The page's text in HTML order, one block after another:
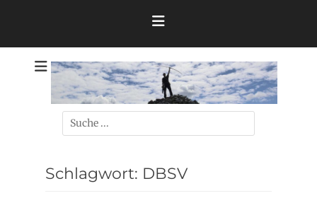
Theo
Suchen
nach:
Schlagwort: DBSV